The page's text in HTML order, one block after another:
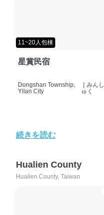
11~20人包棟
星賞民宿
Dongshan Township,
Yilan City
みんし
ゅく
続きを読む
Hualien County
Hualien County, Taiwan